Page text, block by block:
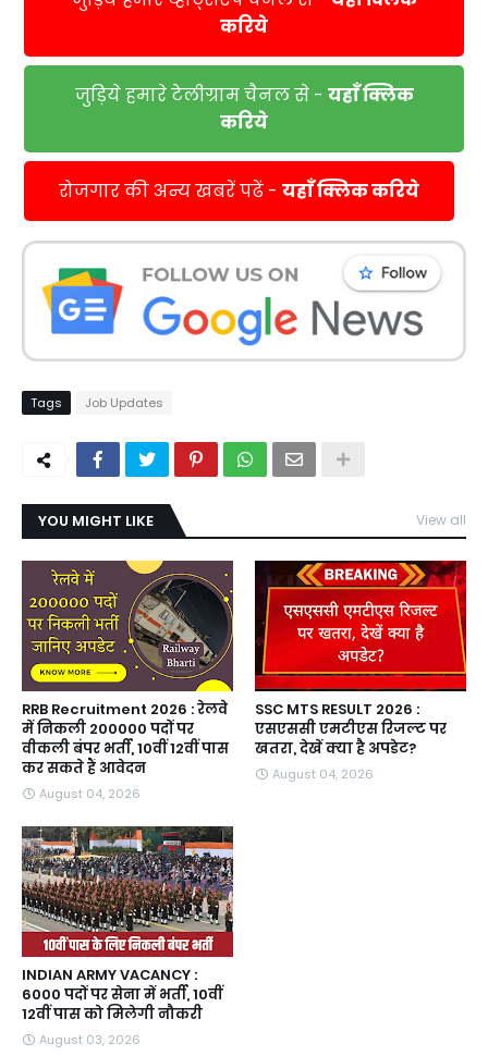
करिये
जुड़िये हमारे टेलीग्राम चैनल से - यहाँ क्लिक
करिये
रोजगार की अन्य खबरें पढें - यहाँ क्लिक करिये
Tags Job Updates
YOU MIGHT LIKE View all
RRB Recruitment 2026 : रेलवे
में निकली 200000 पदों पर
वीकली बंपर भर्ती, 10वीं 12वीं पास
कर सकते हैं आवेदन
August 04, 2026
SSC MTS RESULT 2026 :
एसएससी एमटीएस रिजल्ट पर
खतरा, देखें क्या है अपडेट?
August 04, 2026
INDIAN ARMY VACANCY :
6000 पदों पर सेना में भर्ती, 10वीं
12वीं पास को मिलेगी नौकरी
August 03, 2026